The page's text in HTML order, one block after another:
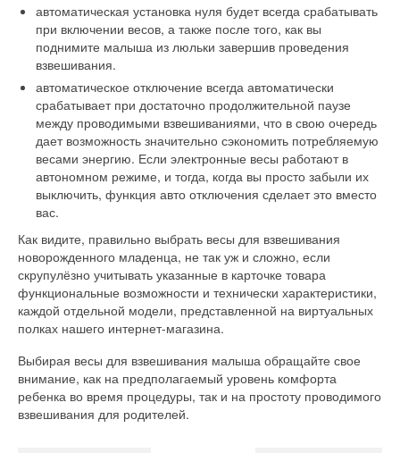
автоматическая установка нуля будет всегда срабатывать
при включении весов, а также после того, как вы
поднимите малыша из люльки завершив проведения
взвешивания.
автоматическое отключение всегда автоматически
срабатывает при достаточно продолжительной паузе
между проводимыми взвешиваниями, что в свою очередь
дает возможность значительно сэкономить потребляемую
весами энергию. Если электронные весы работают в
автономном режиме, и тогда, когда вы просто забыли их
выключить, функция авто отключения сделает это вместо
вас.
Как видите, правильно выбрать весы для взвешивания
новорожденного младенца, не так уж и сложно, если
скрупулёзно учитывать указанные в карточке товара
функциональные возможности и технически характеристики,
каждой отдельной модели, представленной на виртуальных
полках нашего интернет-магазина.
Выбирая весы для взвешивания малыша обращайте свое
внимание, как на предполагаемый уровень комфорта
ребенка во время процедуры, так и на простоту проводимого
взвешивания для родителей.